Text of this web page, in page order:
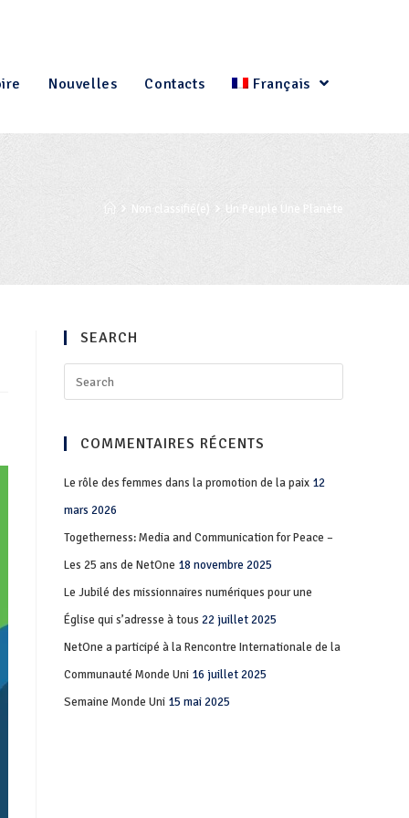
Nouvelles Contacts Français
Non classifié(e) Un Peuple Une Planète
SEARCH
COMMENTAIRES RÉCENTS
Le rôle des femmes dans la promotion de la paix 12
mars 2026
Togetherness: Media and Communication for Peace –
Les 25 ans de NetOne 18 novembre 2025
Le Jubilé des missionnaires numériques pour une
Église qui s’adresse à tous 22 juillet 2025
NetOne a participé à la Rencontre Internationale de la
Communauté Monde Uni 16 juillet 2025
Semaine Monde Uni 15 mai 2025